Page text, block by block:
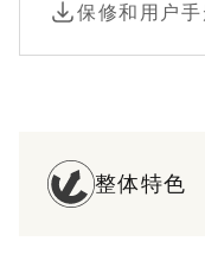
保修和用户手
整体特色